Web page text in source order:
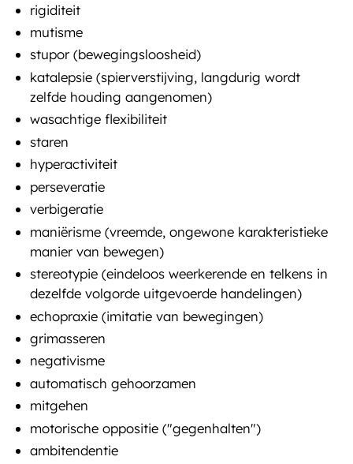
rigiditeit
mutisme
stupor (bewegingsloosheid)
katalepsie (spierverstijving, langdurig wordt
zelfde houding aangenomen)
wasachtige flexibiliteit
staren
hyperactiviteit
perseveratie
verbigeratie
maniërisme (vreemde, ongewone karakteristieke
manier van bewegen)
stereotypie (eindeloos weerkerende en telkens in
dezelfde volgorde uitgevoerde handelingen)
echopraxie (imitatie van bewegingen)
grimasseren
negativisme
automatisch gehoorzamen
mitgehen
motorische oppositie ("gegenhalten")
ambitendentie